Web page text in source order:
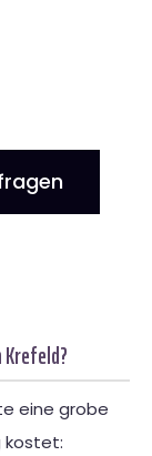
eine grobe
kostet: